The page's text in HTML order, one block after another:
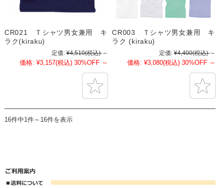
CR021 Ｔシャツ男女兼用 キ
ラク(kiraku)
定価: ¥4,510(税込) ～
価格: ¥3,157(税込) 30%OFF ～
CR003 Ｔシャツ男女兼用 キ
ラク (kiraku)
定価: ¥4,400(税込) ～
価格: ¥3,080(税込) 30%OFF ～
16件中1件～16件を表示